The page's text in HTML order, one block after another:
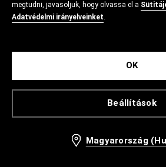
megtudni, javasoljuk, hogy olvassa el a
Adatvédelmi irányelveinket.
Beállítások
OK
Magyarország